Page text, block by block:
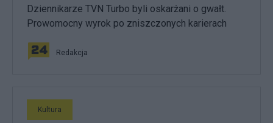
Dziennikarze TVN Turbo byli oskarżani o gwałt.
Prowomocny wyrok po zniszczonych karierach
Redakcja
Kultura